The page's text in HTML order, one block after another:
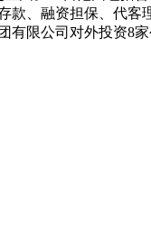
、融资担保、代
有限公司对外投资8